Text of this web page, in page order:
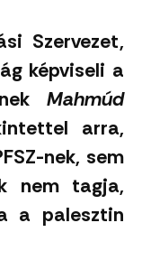
Szervezet,
képviseli a
Mahmúd
arra,
nek, sem
nem tagja,
a palesztin